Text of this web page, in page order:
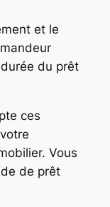
et le
du prêt
ces
Vous
de prêt